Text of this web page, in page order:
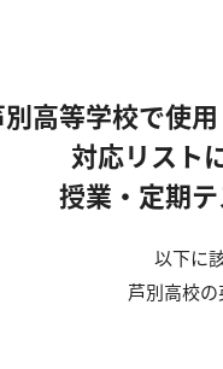
高等学校で使
対応リスト
授業・定期
以下に
芦別高校の